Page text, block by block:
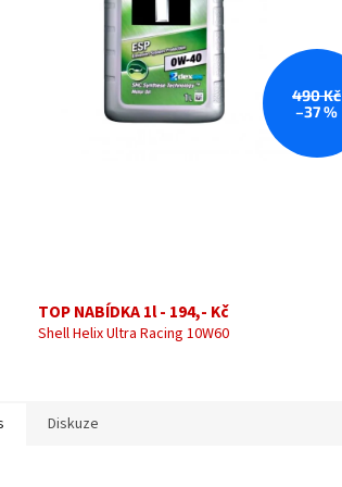
490 Kč
–37 %
TOP NABÍDKA 1l - 194,- Kč
Shell Helix Ultra Racing 10W60
Diskuze